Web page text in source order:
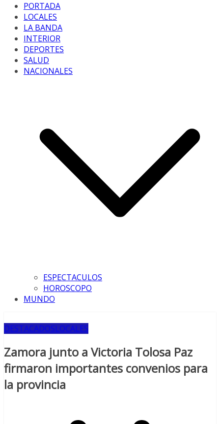
PORTADA
LOCALES
LA BANDA
INTERIOR
DEPORTES
SALUD
NACIONALES
ESPECTACULOS
HOROSCOPO
MUNDO
DESTACADOSLOCALES
Zamora junto a Victoria Tolosa Paz
firmaron importantes convenios para
la provincia